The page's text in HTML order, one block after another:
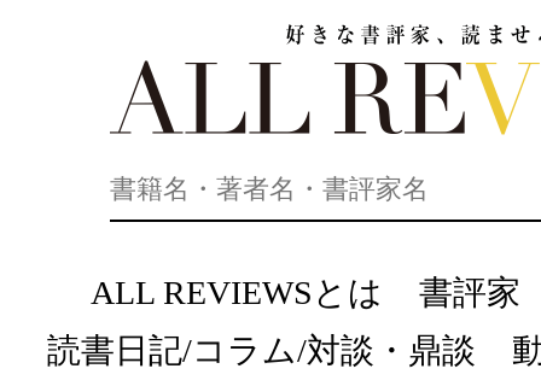
ALL REVIEWSとは
書評家
読書日記/コラム/対談・鼎談